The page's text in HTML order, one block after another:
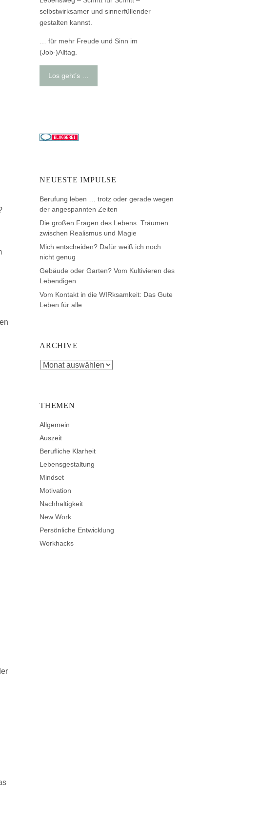
selbstwirksamer und sinnerfüllender
gestalten kannst.
… für mehr Freude und Sinn im
(Job-)Alltag.
Los geht’s …
NEUESTE IMPULSE
Berufung leben … trotz oder gerade wegen
der angespannten Zeiten
Die großen Fragen des Lebens. Träumen
zwischen Realismus und Magie
Mich entscheiden? Dafür weiß ich noch
nicht genug
Gebäude oder Garten? Vom Kultivieren des
Lebendigen
Vom Kontakt in die WIRksamkeit: Das Gute
Leben für alle
ARCHIVE
THEMEN
Allgemein
Auszeit
Berufliche Klarheit
Lebensgestaltung
Mindset
Motivation
Nachhaltigkeit
New Work
Persönliche Entwicklung
Workhacks